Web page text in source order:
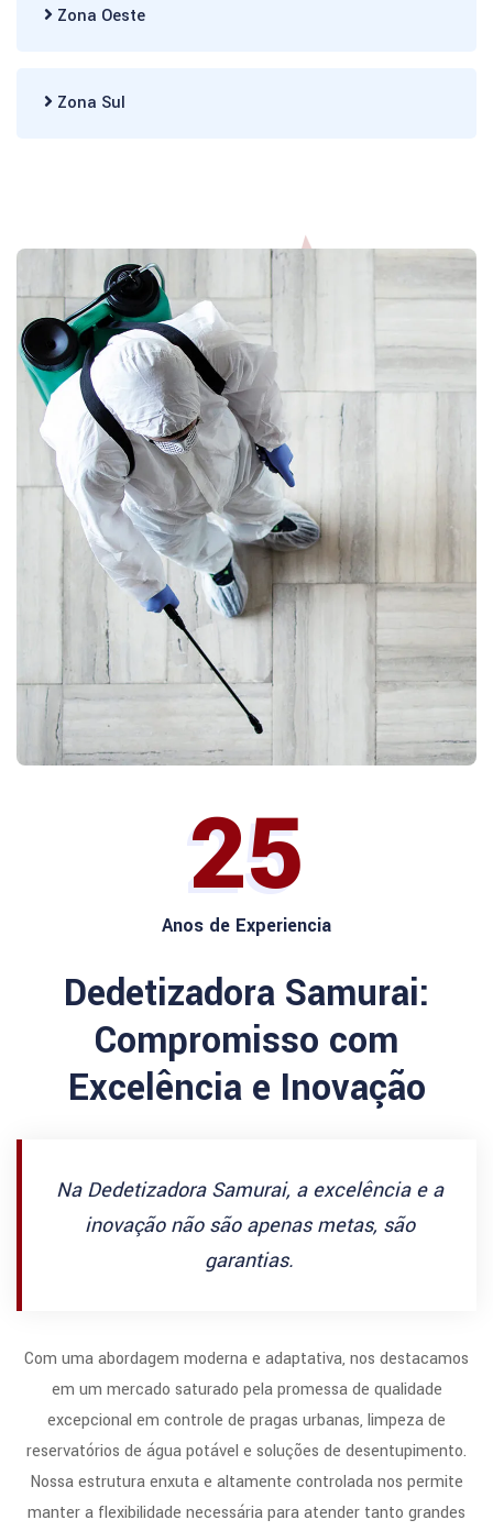
Zona Oeste
Zona Sul
25
Anos de Experiencia
Dedetizadora Samurai:
Compromisso com
Excelência e Inovação
Na Dedetizadora Samurai, a excelência e a
inovação não são apenas metas, são
garantias.
Com uma abordagem moderna e adaptativa, nos destacamos
em um mercado saturado pela promessa de qualidade
excepcional em controle de pragas urbanas, limpeza de
reservatórios de água potável e soluções de desentupimento.
Nossa estrutura enxuta e altamente controlada nos permite
manter a flexibilidade necessária para atender tanto grandes